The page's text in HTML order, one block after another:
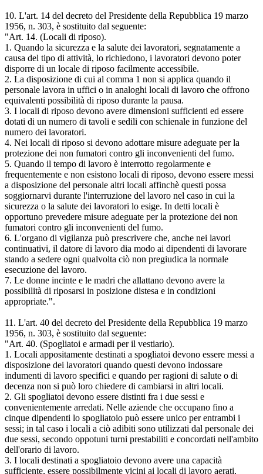
10. L'art. 14 del decreto del Presidente della Repubblica 19 marzo
1956, n. 303, è sostituito dal seguente:
"Art. 14. (Locali di riposo).
1. Quando la sicurezza e la salute dei lavoratori, segnatamente a
causa del tipo di attività, lo richiedono, i lavoratori devono poter
disporre di un locale di riposo facilmente accessibile.
2. La disposizione di cui al comma 1 non si applica quando il
personale lavora in uffici o in analoghi locali di lavoro che offrono
equivalenti possibilità di riposo durante la pausa.
3. I locali di riposo devono avere dimensioni sufficienti ed essere
dotati di un numero di tavoli e sedili con schienale in funzione del
numero dei lavoratori.
4. Nei locali di riposo si devono adottare misure adeguate per la
protezione dei non fumatori contro gli inconvenienti del fumo.
5. Quando il tempo di lavoro è interrotto regolarmente e
frequentemente e non esistono locali di riposo, devono essere messi
a disposizione del personale altri locali affinchè questi possa
soggiornarvi durante l'interruzione del lavoro nel caso in cui la
sicurezza o la salute dei lavoratori lo esige. In detti locali è
opportuno prevedere misure adeguate per la protezione dei non
fumatori contro gli inconvenienti del fumo.
6. L'organo di vigilanza può prescrivere che, anche nei lavori
continuativi, il datore di lavoro dia modo ai dipendenti di lavorare
stando a sedere ogni qualvolta ciò non pregiudica la normale
esecuzione del lavoro.
7. Le donne incinte e le madri che allattano devono avere la
possibilità di riposarsi in posizione distesa e in condizioni
appropriate.".
11. L'art. 40 del decreto del Presidente della Repubblica 19 marzo
1956, n. 303, è sostituito dal seguente:
"Art. 40. (Spogliatoi e armadi per il vestiario).
1. Locali appositamente destinati a spogliatoi devono essere messi a
disposizione dei lavoratori quando questi devono indossare
indumenti di lavoro specifici e quando per ragioni di salute o di
decenza non si può loro chiedere di cambiarsi in altri locali.
2. Gli spogliatoi devono essere distinti fra i due sessi e
convenientemente arredati. Nelle aziende che occupano fino a
cinque dipendenti lo spogliatoio può essere unico per entrambi i
sessi; in tal caso i locali a ciò adibiti sono utilizzati dal personale dei
due sessi, secondo oppotuni turni prestabiliti e concordati nell'ambito
dell'orario di lavoro.
3. I locali destinati a spogliatoio devono avere una capacità
sufficiente, essere possibilmente vicini ai locali di lavoro aerati,